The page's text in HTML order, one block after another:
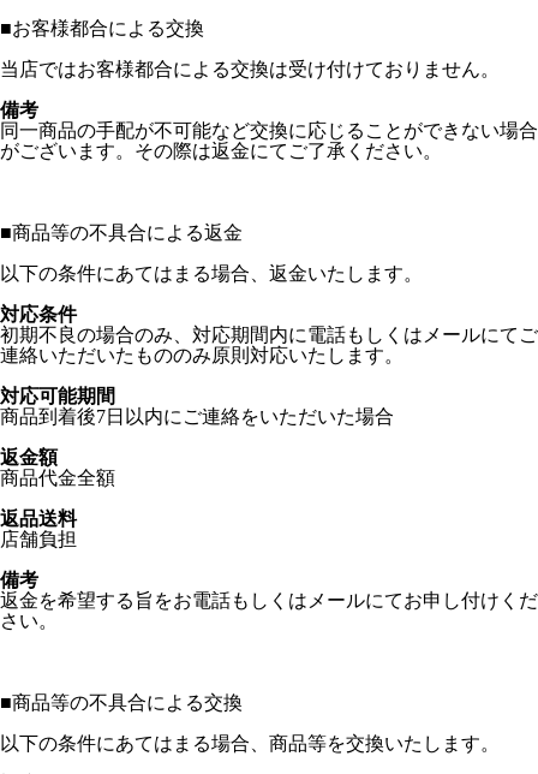
■お客様都合による交換
当店ではお客様都合による交換は受け付けておりません。
備考
同一商品の手配が不可能など交換に応じることができない場合
がございます。その際は返金にてご了承ください。
■商品等の不具合による返金
以下の条件にあてはまる場合、返金いたします。
対応条件
初期不良の場合のみ、対応期間内に電話もしくはメールにてご
連絡いただいたもののみ原則対応いたします。
対応可能期間
商品到着後7日以内にご連絡をいただいた場合
返金額
商品代金全額
返品送料
店舗負担
備考
返金を希望する旨をお電話もしくはメールにてお申し付けくだ
さい。
■商品等の不具合による交換
以下の条件にあてはまる場合、商品等を交換いたします。